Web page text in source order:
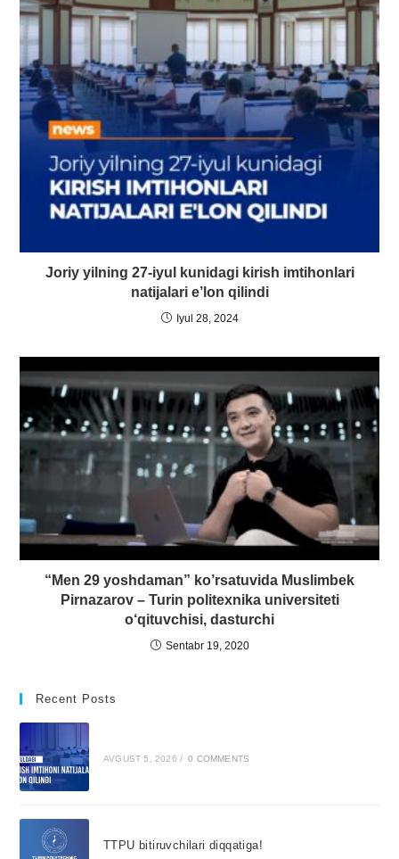
Joriy yilning 27-iyul kunidagi kirish imtihonlari
natijalari e’lon qilindi
Iyul 28, 2024
“Men 29 yoshdaman” ko’rsatuvida Muslimbek
Pirnazarov – Turin politexnika universiteti
o‘qituvchisi, dasturchi
Sentabr 19, 2020
Recent Posts
AVGUST 5, 2026 / 0 COMMENTS
TTPU bitiruvchilari diqqatiga!